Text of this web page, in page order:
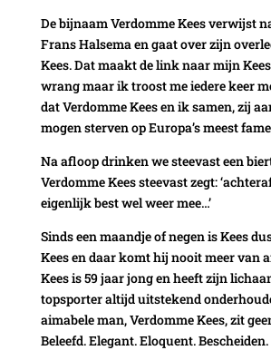
De bijnaam Verdomme Kees verwijst
Frans Halsema en gaat over zijn
Kees. Dat maakt de link naar mijn
wrang maar ik troost me iedere keer
dat Verdomme Kees en ik samen, zij
mogen sterven op Europa’s meest
Na afloop drinken we steevast een
Verdomme Kees steevast zegt:
eigenlijk best wel weer mee…’
Sinds een maandje of negen is Kees
Kees en daar komt hij nooit meer van
Kees is 59 jaar jong en heeft zijn
topsporter altijd uitstekend
aimabele man, Verdomme Kees, zit
Beleefd. Elegant. Eloquent. Bescheiden.